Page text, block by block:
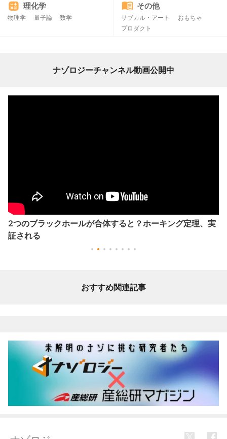
理化学
物理学 量子論 数学
その他
サブカル・アート
おもちゃ
プロダクト
ナゾロジーチャンネル動画公開中
2つのブラックホールが合体すると？ホーキング定理、実
証される
おすすめ関連記事